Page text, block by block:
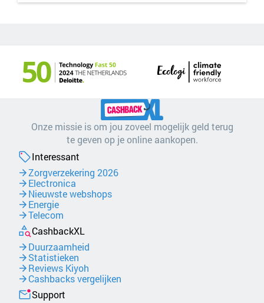
Onze missie is om jou zoveel mogelijk geld terug
te geven op je online aankopen.
Interessant
Zorgverzekering 2026
Electronica
Nieuwste webshops
Energie
Telecom
CashbackXL
Duurzaamheid
Statistieken
Reviews Kiyoh
Cashbacks vergelijken
Support